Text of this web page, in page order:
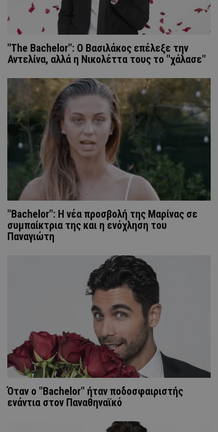
"The Bachelor": Ο Βασιλάκος επέλεξε την
Αντελίνα, αλλά η Νικολέττα τους το "χάλασε"
"Βachelor": Η νέα προσβολή της Μαρίνας σε
συμπαίκτρια της και η ενόχληση του
Παναγιώτη
Όταν ο "Bachelor" ήταν ποδοσφαιριστής
ενάντια στον Παναθηναϊκό